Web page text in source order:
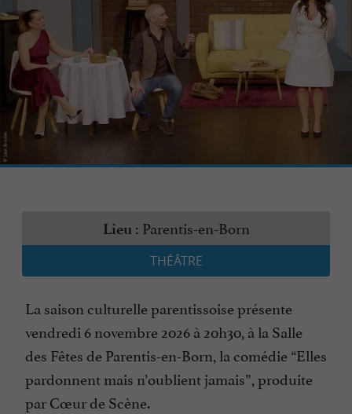
Lieu : Parentis-en-Born
THÉÂTRE
La saison culturelle parentissoise présente
vendredi 6 novembre 2026 à 20h30, à la Salle
des Fêtes de Parentis-en-Born, la comédie “Elles
pardonnent mais n’oublient jamais”, produite
par Cœur de Scène.